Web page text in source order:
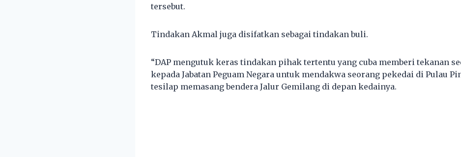
tersebut.
Tindakan Akmal juga disifatkan sebagai tindakan buli.
“DAP mengutuk keras tindakan pihak tertentu yang cuba memberi tekanan
kepada Jabatan Peguam Negara untuk mendakwa seorang pekedai di Pulau
tesilap memasang bendera Jalur Gemilang di depan kedainya.